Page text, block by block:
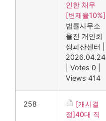
인한 채무
[변제율10%]
법률사무소
율진 개인회
생파산센터
2026.04.24
Votes 0
Views 414
258
[개시결
정]40대 직